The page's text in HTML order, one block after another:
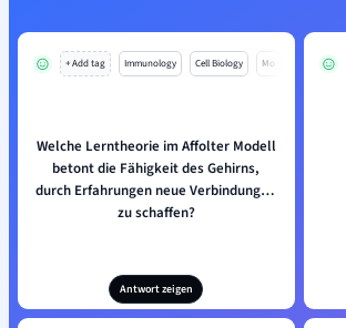
+ Add tag Immunology Cell Biology Mo
Welche Lerntheorie im Affolter Modell
betont die Fähigkeit des Gehirns,
durch Erfahrungen neue Verbindungen
zu schaffen?
Antwort zeigen